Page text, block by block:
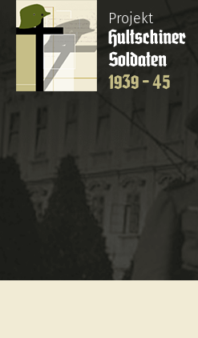
Projekt
Hultschiner
Soldaten
1939 - 45